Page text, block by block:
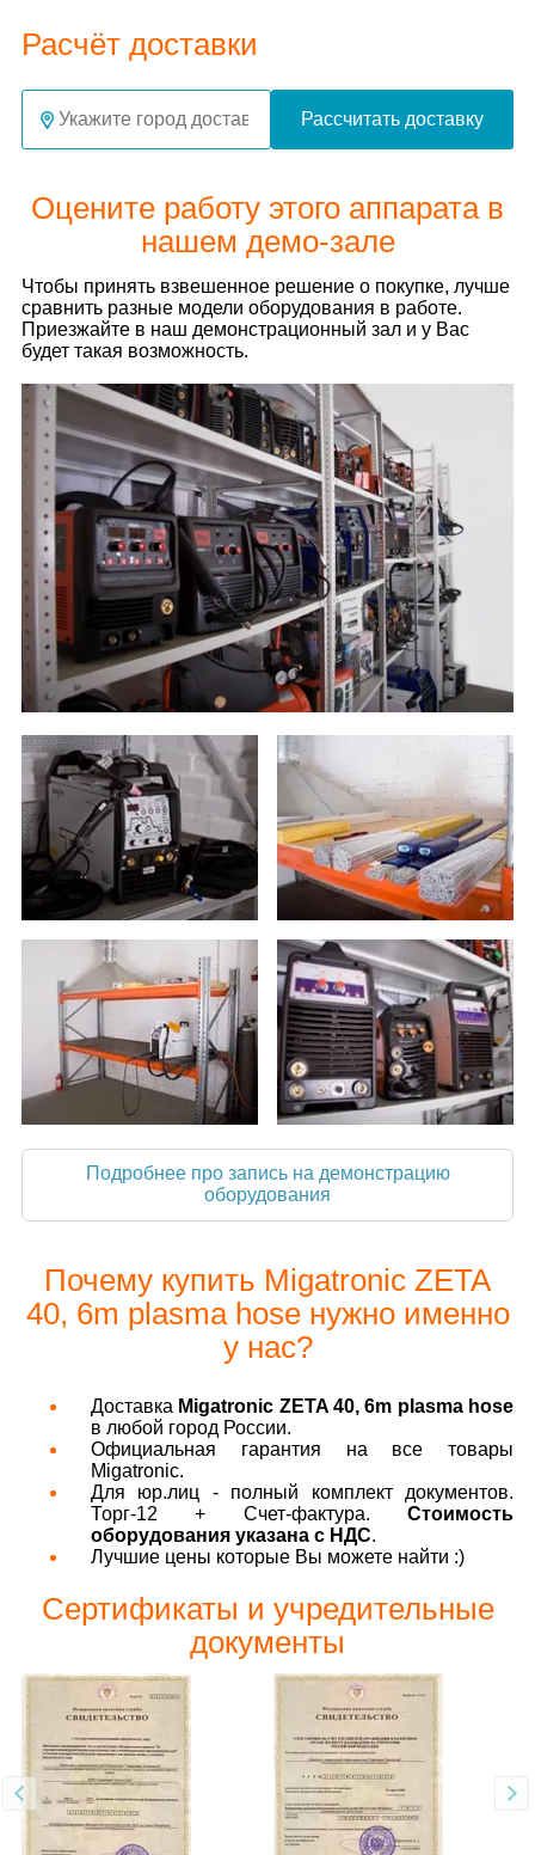
Расчёт доставки
Рассчитать доставку
Оцените работу этого аппарата в
нашем демо-зале
Чтобы принять взвешенное решение о покупке, лучше
сравнить разные модели оборудования в работе.
Приезжайте в наш демонстрационный зал и у Вас
будет такая возможность.
Подробнее про запись на демонстрацию
оборудования
Почему купить Migatronic ZETA
40, 6m plasma hose нужно именно
у нас?
Доставка Migatronic ZETA 40, 6m plasma hose
в любой город России.
Официальная гарантия на все товары
Migatronic.
Для юр.лиц - полный комплект документов.
Торг-12 + Счет-фактура. Стоимость
оборудования указана с НДС.
Лучшие цены которые Вы можете найти :)
Сертификаты и учредительные
документы